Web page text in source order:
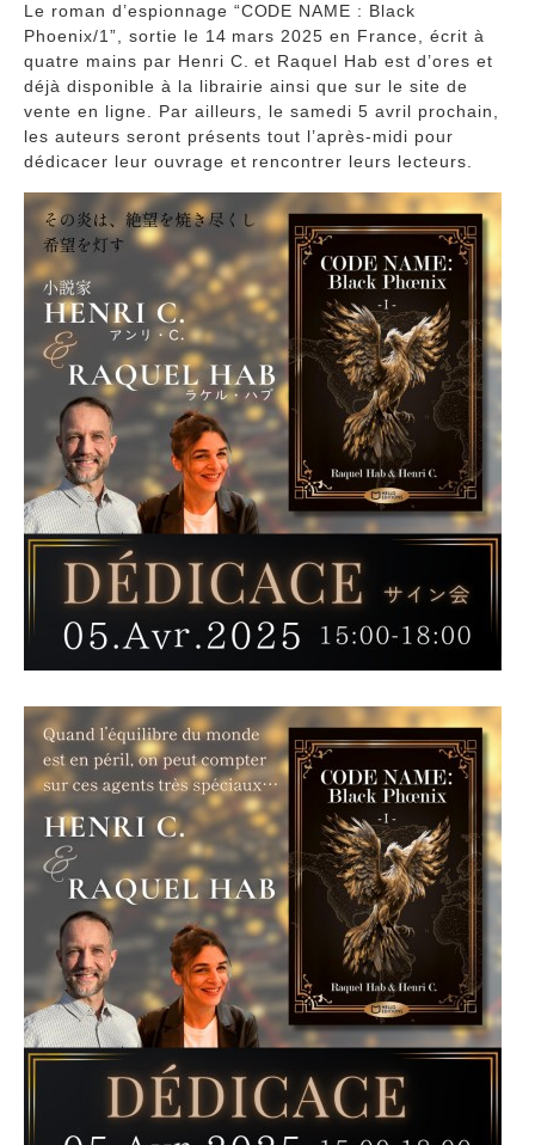
Le roman d’espionnage “CODE NAME : Black
Phoenix/1”, sortie le 14 mars 2025 en France, écrit à
quatre mains par Henri C. et Raquel Hab est d’ores et
déjà disponible à la librairie ainsi que sur le site de
vente en ligne. Par ailleurs, le samedi 5 avril prochain,
les auteurs seront présents tout l’après-midi pour
dédicacer leur ouvrage et rencontrer leurs lecteurs.